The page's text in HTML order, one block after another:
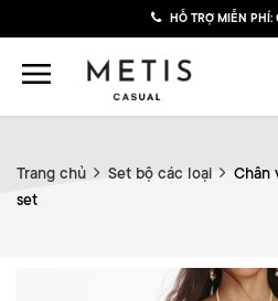
HỖ TRỢ MIỄN PHÍ:
Trang chủ Set bộ các loại
Chân
set